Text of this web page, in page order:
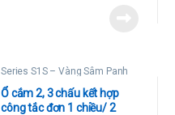
Series S1S – Vàng Sâm Panh
Ổ cắm 2, 3 chấu kết hợp
công tắc đơn 1 chiều/ 2